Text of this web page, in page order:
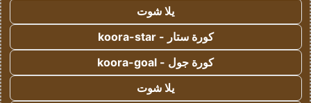
يلا شوت
كورة ستار - koora-star
كورة جول - koora-goal
يلا شوت